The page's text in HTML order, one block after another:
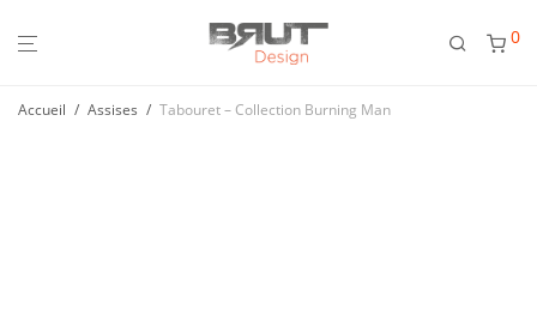
0
Accueil / Assises / Tabouret – Collection Burning Man